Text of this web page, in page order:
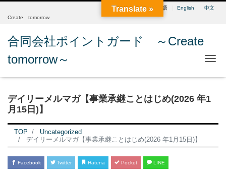
日本語 English
中文
Create tomorrow
合同会社ポイントガード ～Create
tomorrow～
デイリーメルマガ【事業承継ことはじめ(2026 年1
月15日)】
TOP
Uncategorized
デイリーメルマガ【事業承継ことはじめ(2026 年1月15日)】
Facebook Twitter Hatena Pocket LINE
Translate »